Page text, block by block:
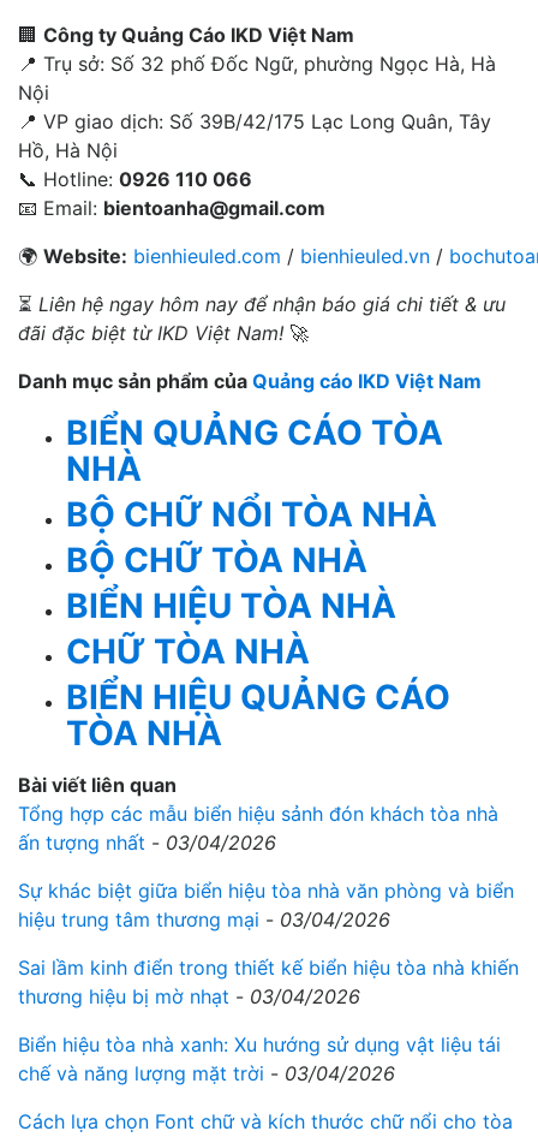
🏢 Công ty Quảng Cáo IKD Việt Nam
📍 Trụ sở: Số 32 phố Đốc Ngữ, phường Ngọc Hà, Hà
Nội
📍 VP giao dịch: Số 39B/42/175 Lạc Long Quân, Tây
Hồ, Hà Nội
📞 Hotline: 0926 110 066
📧 Email: bientoanha@gmail.com
🌍 Website: bienhieuled.com / bienhieuled.vn /
⏳ Liên hệ ngay hôm nay để nhận báo giá chi tiết & ưu
đãi đặc biệt từ IKD Việt Nam! 🚀
Danh mục sản phẩm của Quảng cáo IKD Việt Nam
BIỂN QUẢNG CÁO TÒA
NHÀ
BỘ CHỮ NỔI TÒA NHÀ
BỘ CHỮ TÒA NHÀ
BIỂN HIỆU TÒA NHÀ
CHỮ TÒA NHÀ
BIỂN HIỆU QUẢNG CÁO
TÒA NHÀ
Bài viết liên quan
Tổng hợp các mẫu biển hiệu sảnh đón khách tòa nhà
ấn tượng nhất - 03/04/2026
Sự khác biệt giữa biển hiệu tòa nhà văn phòng và biển
hiệu trung tâm thương mại - 03/04/2026
Sai lầm kinh điển trong thiết kế biển hiệu tòa nhà khiến
thương hiệu bị mờ nhạt - 03/04/2026
Biển hiệu tòa nhà xanh: Xu hướng sử dụng vật liệu tái
chế và năng lượng mặt trời - 03/04/2026
Cách lựa chọn Font chữ và kích thước chữ nổi cho tòa